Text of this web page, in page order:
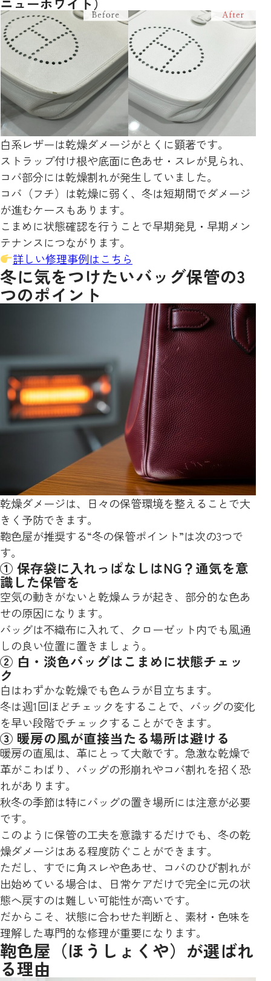
白系レザーは乾燥ダメージがとくに顕著です。
ストラップ付け根や底面に色あせ・スレが見られ、
コバ部分には乾燥割れが発生していました。
コバ（フチ）は乾燥に弱く、冬は短期間でダメージ
が進むケースもあります。
こまめに状態確認を行うことで早期発見・早期メン
テナンスにつながります。
詳しい修理事例はこちら
冬に気をつけたいバッグ保管の3
つのポイント
乾燥ダメージは、日々の保管環境を整えることで大
きく予防できます。
鞄色屋が推奨する“冬の保管ポイント”は次の3つで
す。
① 保存袋に入れっぱなしはNG？通気を意
識した保管を
空気の動きがないと乾燥ムラが起き、部分的な色あ
せの原因になります。
バッグは不織布に入れて、クローゼット内でも風通
しの良い位置に置きましょう。
② 白・淡色バッグはこまめに状態チェッ
ク
白はわずかな乾燥でも色ムラが目立ちます。
冬は週1回ほどチェックをすることで、バッグの変化
を早い段階でチェックすることができます。
③ 暖房の風が直接当たる場所は避ける
暖房の直風は、革にとって大敵です。急激な乾燥で
革がこわばり、バッグの形崩れやコバ割れを招く恐
れがあります。
秋冬の季節は特にバッグの置き場所には注意が必要
です。
このように保管の工夫を意識するだけでも、冬の乾
燥ダメージはある程度防ぐことができます。
ただし、すでに角スレや色あせ、コバのひび割れが
出始めている場合は、日常ケアだけで完全に元の状
態へ戻すのは難しい可能性が高いです。
だからこそ、状態に合わせた判断と、素材・色味を
理解した専門的な修理が重要になります。
鞄色屋（ほうしょくや）が選ばれ
る理由